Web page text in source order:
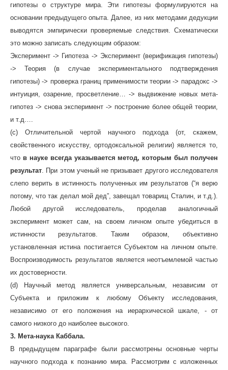
гипотезы о структуре мира. Эти гипотезы формулируются на
основании предыдущего опыта. Далее, из них методами дедукции
выводятся эмпирически проверяемые следствия. Схематически
это можно записать следующим образом:
Эксперимент -> Гипотеза -> Эксперимент (верификация гипотезы)
-> Теория (в случае экспериментального подтверждения
гипотезы) -> проверка границ применимости теории -> парадокс ->
интуиция, озарение, просветление… -> выдвижение новыx мета-
гипотез -> снова эксперимент -> построение более общей теории,
и т.д….
(c) Отличительной чертой научного подхода (от, скажем,
свойственного искусству, ортодоксальной религии) является то,
что в науке всегда указывается метод, которым был получен
результат . При этом ученый не призывает другого исследователя
слепо верить в истинность полученных им результатов (“я верю
потому, что так делал мой дед”, завещал товарищ Сталин, и т.д.).
Любой другой исследователь, проделав аналогичный
эксперимент может сам, на своем личном опыте убедиться в
истинности результатов. Таким образом, объективно
установленная истина постигается Субъектом на личном опыте.
Воспроизводимость результатов является неотъемлемой частью
их достоверности.
(d) Научный метод является универсальным, независим от
Субъекта и приложим к любому Объекту исследования,
независимо от его положения на иерархической шкале, - от
самого низкого до наиболее высокого.
3. Мета-наука Каббала.
В предыдущем параграфе были рассмотрены основные черты
научного подхода к познанию мира. Рассмотрим с изложенных